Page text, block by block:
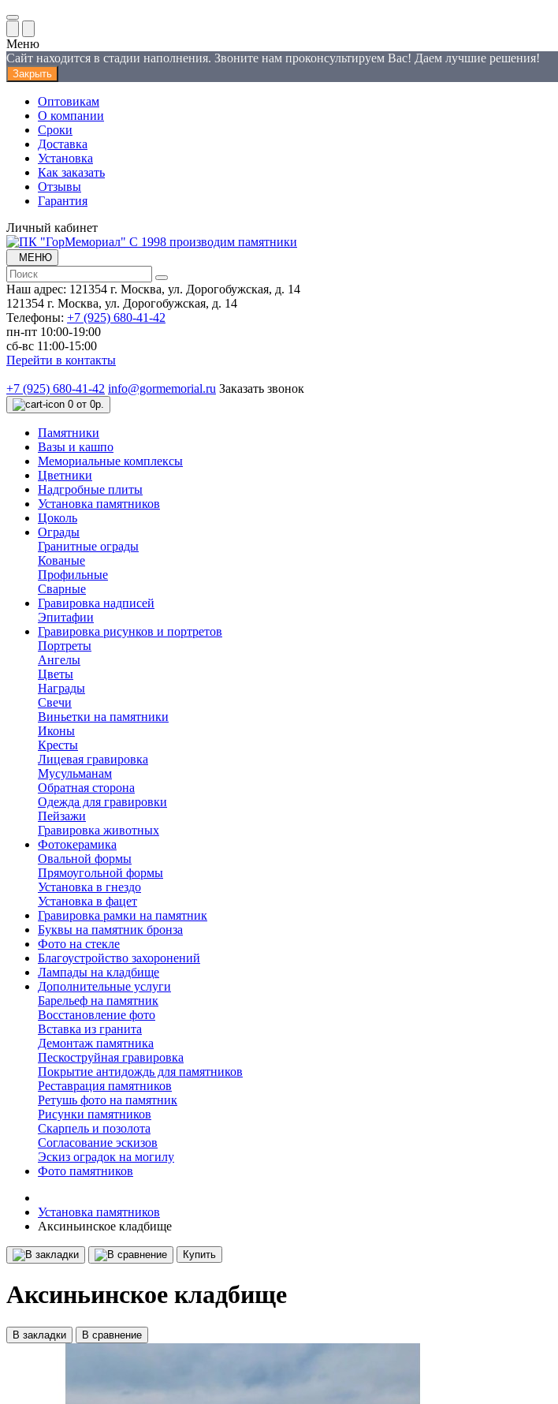
Меню
Сайт находится в стадии наполнения. Звоните нам проконсультируем Вас! Даем лучшие решения!
Закрыть
Оптовикам
О компании
Сроки
Доставка
Установка
Как заказать
Отзывы
Гарантия
Личный кабинет
С 1998 производим памятники
МЕНЮ
Наш адрес: 121354 г. Москва, ул. Дорогобужская, д. 14
121354 г. Москва, ул. Дорогобужская, д. 14
Телефоны: +7 (925) 680-41-42
пн-пт 10:00-19:00
сб-вс 11:00-15:00
Перейти в контакты
+7 (925) 680-41-42 info@gormemorial.ru Заказать звонок
0 от 0р.
Памятники
Вазы и кашпо
Мемориальные комплексы
Цветники
Надгробные плиты
Установка памятников
Цоколь
Ограды
Гранитные ограды
Кованые
Профильные
Сварные
Гравировка надписей
Эпитафии
Гравировка рисунков и портретов
Портреты
Ангелы
Цветы
Награды
Свечи
Виньетки на памятники
Иконы
Кресты
Лицевая гравировка
Мусульманам
Обратная сторона
Одежда для гравировки
Пейзажи
Гравировка животных
Фотокерамика
Овальной формы
Прямоугольной формы
Установка в гнездо
Установка в фацет
Гравировка рамки на памятник
Буквы на памятник бронза
Фото на стекле
Благоустройство захоронений
Лампады на кладбище
Дополнительные услуги
Барельеф на памятник
Восстановление фото
Вставка из гранита
Демонтаж памятника
Пескоструйная гравировка
Покрытие антидождь для памятников
Реставрация памятников
Ретушь фото на памятник
Рисунки памятников
Скарпель и позолота
Согласование эскизов
Эскиз оградок на могилу
Фото памятников
Установка памятников
Аксиньинское кладбище
Купить
Аксиньинское кладбище
В закладки В сравнение